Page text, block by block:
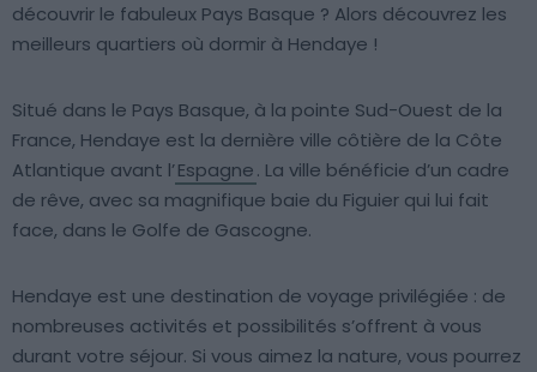
découvrir le fabuleux Pays Basque ? Alors découvrez les
meilleurs quartiers où dormir à Hendaye !
Situé dans le Pays Basque, à la pointe Sud-Ouest de la
France, Hendaye est la dernière ville côtière de la Côte
Atlantique avant l’Espagne. La ville bénéficie d’un cadre
de rêve, avec sa magnifique baie du Figuier qui lui fait
face, dans le Golfe de Gascogne.
Hendaye est une destination de voyage privilégiée : de
nombreuses activités et possibilités s’offrent à vous
durant votre séjour. Si vous aimez la nature, vous pourrez